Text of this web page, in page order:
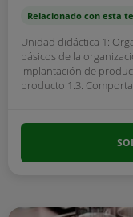
Relacionado con esta
Unidad didáctica 1:
básicos de la
implantación de
producto 1.3.